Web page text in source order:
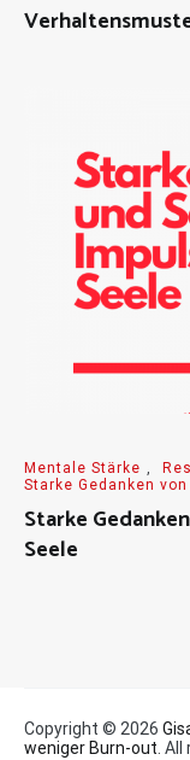
Mentale Stärke
Starke Gedanken
Starke
Seele
Copyright © 2026
weniger Burn-out .